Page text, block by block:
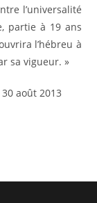
l’universalité
partie à 19 ans
l’hébreu à
sa vigueur. »
août 2013